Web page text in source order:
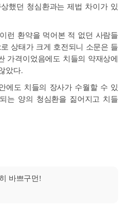
했던 청심환과는 제법 차이가 있
런 환약을 먹어본 적 없던 사람들
상태가 크게 호전되니 소문은 들
가격이었음에도 치들의 약재상에
았다.
에도 치들의 장사가 수월할 수 있
는 양의 청심환을 짊어지고 치들
바쁘구먼!